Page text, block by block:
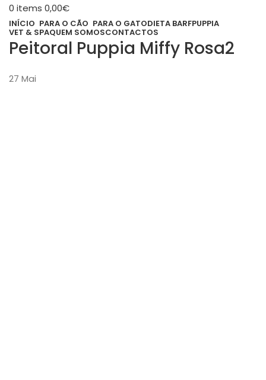
0 items 0,00€
INÍCIO PARA O CÃO PARA O GATODIETA BARFPUPPIA
VET & SPAQUEM SOMOSCONTACTOS
Peitoral Puppia Miffy Rosa2
27 Mai